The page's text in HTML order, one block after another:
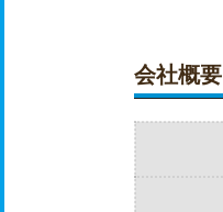
会社概要